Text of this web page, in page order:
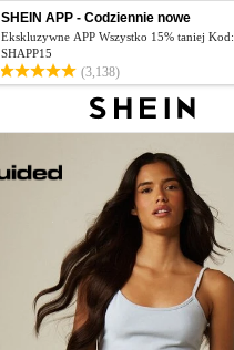
SHEIN APP - Codziennie nowe
Ekskluzywne APP Wszystko 15% taniej Kod:
SHAPP15
(3,138)